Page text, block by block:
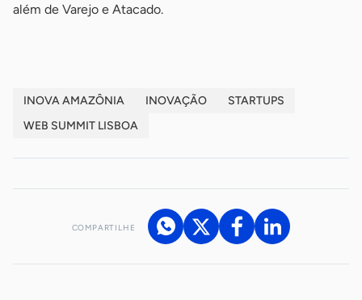
além de Varejo e Atacado.
INOVA AMAZÔNIA INOVAÇÃO
STARTUPS
WEB SUMMIT LISBOA
COMPARTILHE